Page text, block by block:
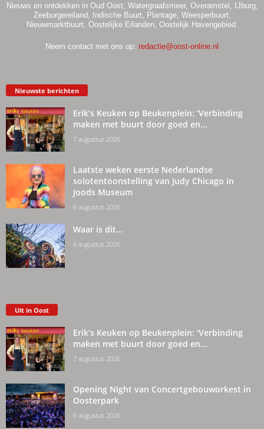
Nieuws en ontdekken in Oud Oost, Watergraafsmeer, Overamstel, IJburg,
Zeeburgereiland, Indische Buurt, Plantage, Weesperbuurt,
Nieuwmarktbuurt, Oostelijke Eilanden, Oostelijk Havengebied.
Neem contact met ons op: redactie@oost-online.nl
Nieuwste berichten
Erik’s Keuken op Beukenplein: ‘Verbinding
maken met buurt door goed en...
7 augustus 2026
Laatste weken eerste Nederlandse
solotentoonstelling van Judy Chicago in
Joods Museum
6 augustus 2026
Waar is dit…
6 augustus 2026
Uit in Oost
Erik’s Keuken op Beukenplein: ‘Verbinding
maken met buurt door goed en...
7 augustus 2026
Opening Night van Concertgebouworkest in
Oosterpark
6 augustus 2026